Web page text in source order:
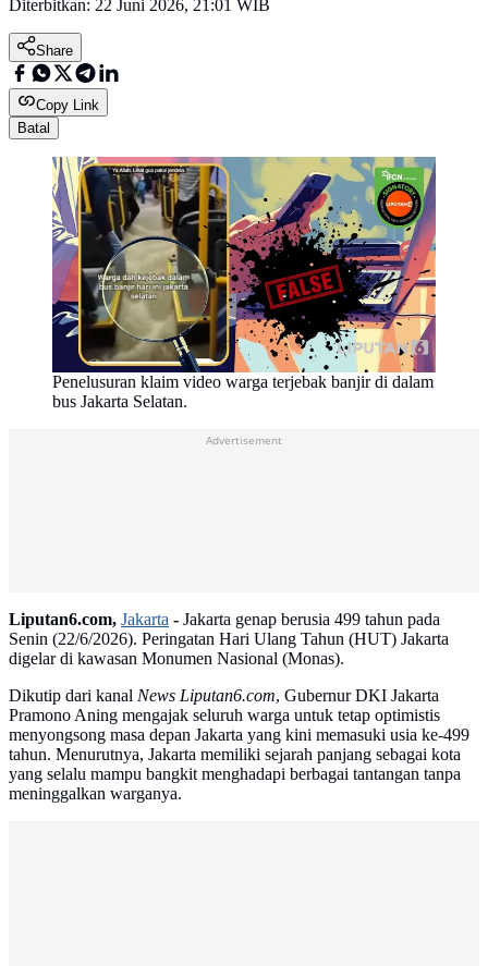
Diterbitkan: 22 Juni 2026, 21:01 WIB
Share
Copy Link
Batal
Penelusuran klaim video warga terjebak banjir di dalam
bus Jakarta Selatan.
Advertisement
Liputan6.com, Jakarta - Jakarta genap berusia 499 tahun pada
Senin (22/6/2026). Peringatan Hari Ulang Tahun (HUT) Jakarta
digelar di kawasan Monumen Nasional (Monas).
Dikutip dari kanal News Liputan6.com, Gubernur DKI Jakarta
Pramono Aning mengajak seluruh warga untuk tetap optimistis
menyongsong masa depan Jakarta yang kini memasuki usia ke-499
tahun. Menurutnya, Jakarta memiliki sejarah panjang sebagai kota
yang selalu mampu bangkit menghadapi berbagai tantangan tanpa
meninggalkan warganya.